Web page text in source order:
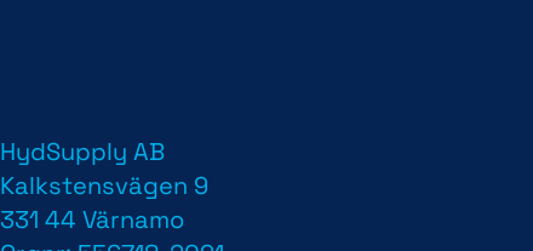
HydSupply AB
Kalkstensvägen 9
331 44 Värnamo